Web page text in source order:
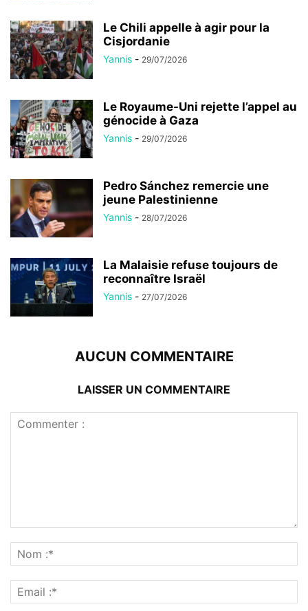
Le Chili appelle à agir pour la
Cisjordanie
Yannis - 29/07/2026
Le Royaume-Uni rejette l’appel au
génocide à Gaza
Yannis - 29/07/2026
Pedro Sánchez remercie une
jeune Palestinienne
Yannis - 28/07/2026
La Malaisie refuse toujours de
reconnaître Israël
Yannis - 27/07/2026
AUCUN COMMENTAIRE
LAISSER UN COMMENTAIRE